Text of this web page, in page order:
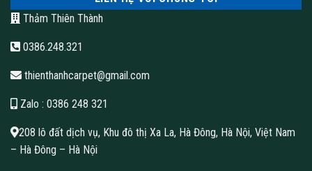
Thảm cuộn Crest series có thiết kế sử dụng được linh hoạt
mang lại sự hiện đại sang trọng cũng như cắt theo kích cỡ
dàng vệ sinh.
Thông số sản phẩm Thảm cuộn Crest series
Thảm Thiên Thành
0386.248.321
thienthanhcarpet@gmail.com
Zalo : 0386 248 321
208 lô đất dịch vụ, Khu đô thị Xa La, Hà Đông, Hà Nội, Việt Nam
– Hà Đông – Hà Nội